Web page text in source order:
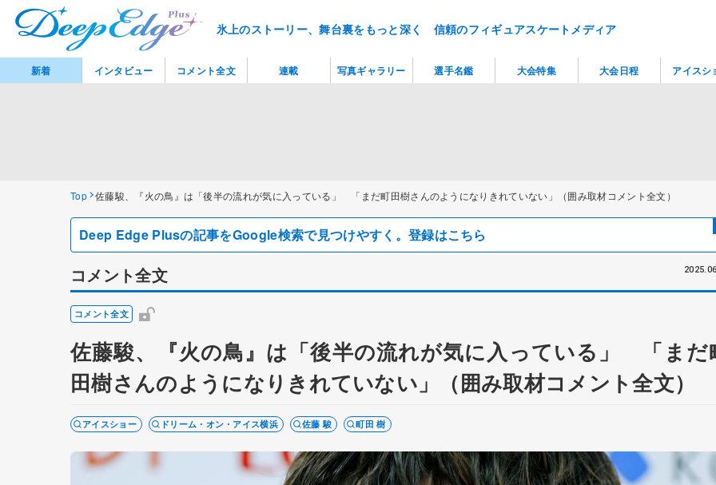
氷上のストーリー、舞台裏をもっと深く 信頼のフィギュアスケートメディア
Top 佐藤駿、『火の鳥』は「後半の流れが気に入っている」 「まだ町田樹さんのようになりきれていない」（囲み取材コメント全文）
Deep Edge Plusの記事をGoogle検索で見つけやすく。登録はこちら
コメント全文
コメント全文
佐藤駿、『火の鳥』は「後半の流れが気に入っている」 「まだ
田樹さんのようになりきれていない」（囲み取材コメント全文）
アイスショー ドリーム・オン・アイス横浜 佐藤 駿 町田 樹
新着 インタビュー コメント全文 連載 写真ギャラリー 選手名鑑 大会特集 大会日程 アイスシ